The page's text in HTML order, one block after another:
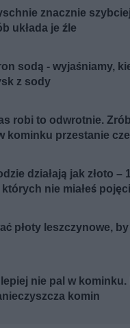
znacznie
układa je źle
sodą - wyjaśniamy,
z sody
robi to odwrotnie.
kominku przestanie
działają jak złoto –
nie miałeś
płoty leszczynowe, by
nie pal w kominku.
komin